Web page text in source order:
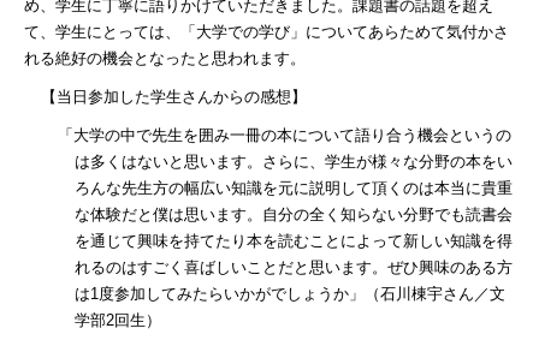
め、学生に丁寧に語りかけていただきました。課題書の話題を超え
て、学生にとっては、「大学での学び」についてあらためて気付かさ
れる絶好の機会となったと思われます。
【当日参加した学生さんからの感想】
「大学の中で先生を囲み一冊の本について語り合う機会というの
は多くはないと思います。さらに、学生が様々な分野の本をい
ろんな先生方の幅広い知識を元に説明して頂くのは本当に貴重
な体験だと僕は思います。自分の全く知らない分野でも読書会
を通じて興味を持てたり本を読むことによって新しい知識を得
れるのはすごく喜ばしいことだと思います。ぜひ興味のある方
は1 度参加してみたらいかがでしょうか」（石川棟宇さん／文
学部2回生）